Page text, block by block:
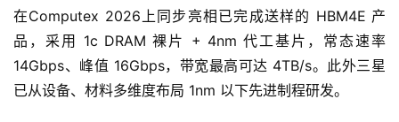
在Computex 2026上同步亮相已完成送样的 HBM4E 产
品，采用 1c DRAM 裸片 + 4nm 代工基片，常态速率
14Gbps、峰值 16Gbps，带宽最高可达 4TB/s。此外三星
已从设备、材料多维度布局 1nm 以下先进制程研发。